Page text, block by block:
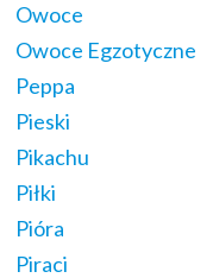
Owoce
Owoce Egzotyczne
Peppa
Pieski
Pikachu
Piłki
Pióra
Piraci